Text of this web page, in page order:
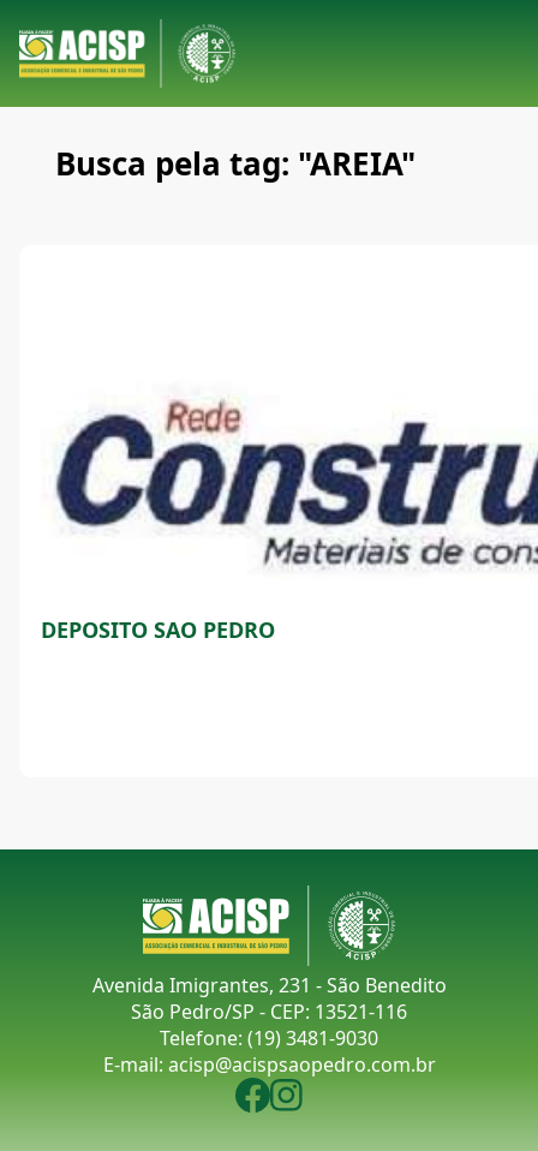
Busca pela tag: "AREIA"
DEPOSITO SAO PEDRO
Avenida Imigrantes, 231 - São Benedito
São Pedro/SP - CEP: 13521-116
Telefone: (19) 3481-9030
E-mail: acisp@acispsaopedro.com.br